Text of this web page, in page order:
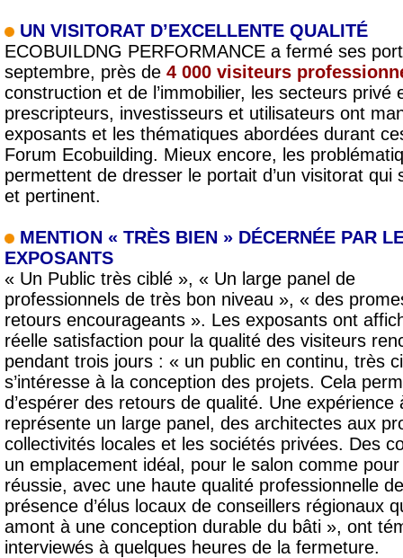
UN VISITORAT D’EXCELLENTE QUALITÉ
ECOBUILDNG PERFORMANCE a fermé ses
septembre, près de 4 000 visiteurs
construction et de l’immobilier, les secteurs
prescripteurs, investisseurs et utilisateurs ont
exposants et les thématiques abordées durant
Forum Ecobuilding. Mieux encore, les
permettent de dresser le portait d’un visitorat
et pertinent.
MENTION « TRÈS BIEN » DÉCERNÉE PAR
EXPOSANTS
« Un Public très ciblé », « Un large panel de
professionnels de très bon niveau », « des
retours encourageants ». Les exposants ont
réelle satisfaction pour la qualité des visiteurs
pendant trois jours : « un public en continu, très
s’intéresse à la conception des projets. Cela
d’espérer des retours de qualité. Une
représente un large panel, des architectes aux
collectivités locales et les sociétés privées. Des
un emplacement idéal, pour le salon comme
réussie, avec une haute qualité professionnelle
présence d’élus locaux de conseillers régionaux
amont à une conception durable du bâti », ont
interviewés à quelques heures de la fermeture.